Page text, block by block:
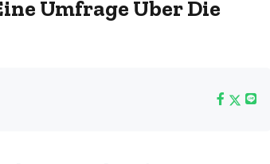
Umfrage Über Die